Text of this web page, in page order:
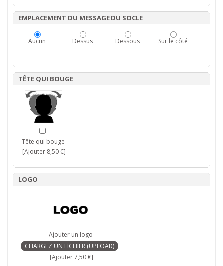
EMPLACEMENT DU MESSAGE DU SOCLE
Aucun Dessus Dessous Sur le côté
TÊTE QUI BOUGE
Tête qui bouge
[Ajouter 8,50 €]
LOGO
Ajouter un logo
[Ajouter 7,50 €]